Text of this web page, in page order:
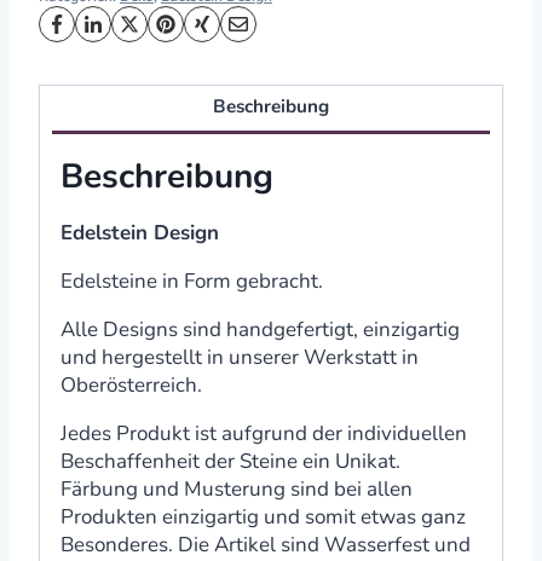
Beschreibung
Beschreibung
Edelstein Design
Edelsteine in Form gebracht.
Alle Designs sind handgefertigt, einzigartig
und hergestellt in unserer Werkstatt in
Oberösterreich.
Jedes Produkt ist aufgrund der individuellen
Beschaffenheit der Steine ein Unikat.
Färbung und Musterung sind bei allen
Produkten einzigartig und somit etwas ganz
Besonderes. Die Artikel sind Wasserfest und